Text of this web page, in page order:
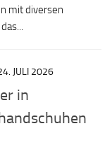
mit diversen
JULI 2026
in